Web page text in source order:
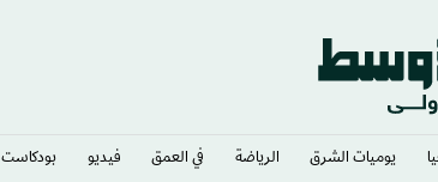
يوميات الشرق​ الرياضة في العمق فيديو بودكاست